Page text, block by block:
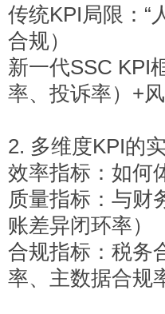
传统KPI局限：“
合规）
新一代SSC KPI
率、投诉率）+
2. 多维度KPI的
效率指标：如何
质量指标：与财
账差异闭环率）
合规指标：税务
率、主数据合规